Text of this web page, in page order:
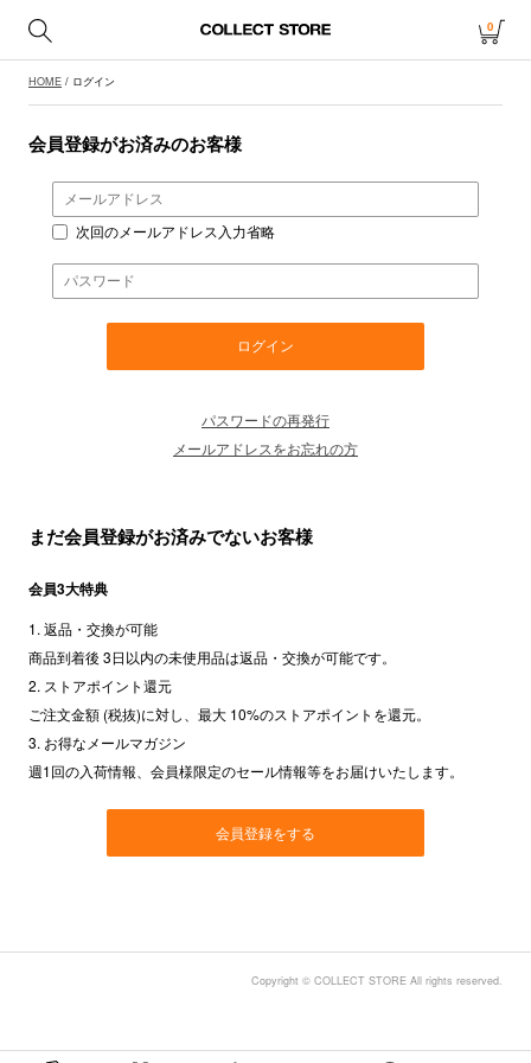
0
HOME / ログイン
会員登録がお済みのお客様
次回のメールアドレス入力省略
パスワードの再発行
メールアドレスをお忘れの方
まだ会員登録がお済みでないお客様
会員3大特典
1. 返品・交換が可能
商品到着後 3日以内の未使用品は返品・交換が可能です。
2. ストアポイント還元
ご注文金額 (税抜)に対し、最大 10%のストアポイントを還元。
3. お得なメールマガジン
週1回の入荷情報、会員様限定のセール情報等をお届けいたします。
会員登録をする
Copyright © COLLECT STORE All rights reserved.